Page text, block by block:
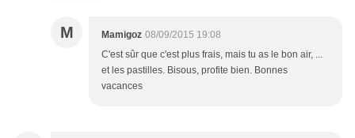
M Mamigoz 08/09/2015 19:08
C'est sûr que c'est plus frais, mais tu as le bon air, ...
et les pastilles. Bisous, profite bien. Bonnes
vacances